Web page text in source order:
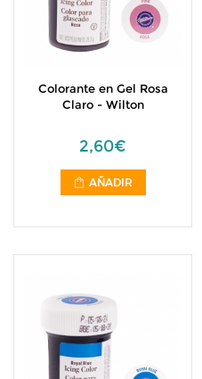
Colorante en Gel Rosa
Claro - Wilton
2,60€
AÑADIR